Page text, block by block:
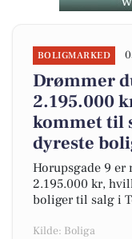
BOLIGMARKED
Drømmer
2.195.000
kommet til
dyreste
Horupsgade 9
2.195.000 kr,
boliger til salg i
Kilde: Boliga